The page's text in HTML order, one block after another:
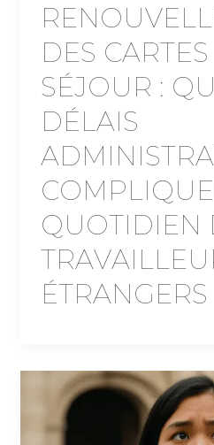
DES
SÉJOUR :
DÉLAIS
QUOTIDIEN
ÉTRANGERS